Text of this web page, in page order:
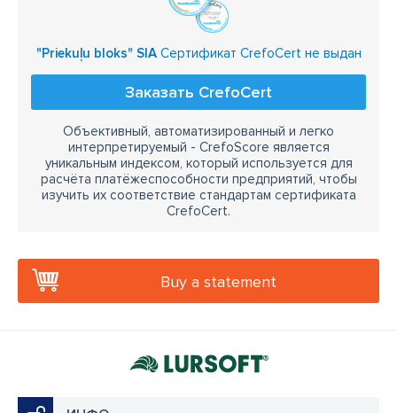
"Priekuļu bloks" SIAСертификат CrefoCert не выдан
Заказать CrefoCert
Объективный, автоматизированный и легко
интерпретируемый - CrefoScore является
уникальным индексом, который используется для
расчёта платёжеспособности предприятий, чтобы
изучить их соответствие стандартам сертификата
CrefoCert.
Buy a statement